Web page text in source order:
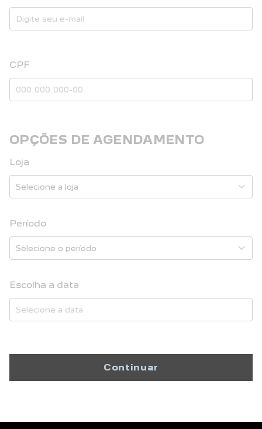
CPF
OPÇÕES DE AGENDAMENTO
Loja
Período
Escolha a data
Continuar